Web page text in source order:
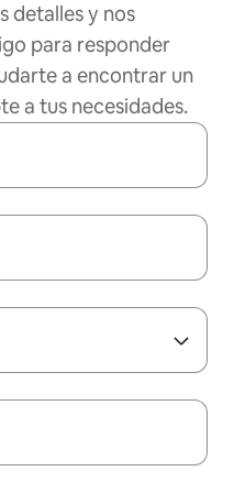
detalles y nos
para responder
a encontrar un
a tus necesidades.